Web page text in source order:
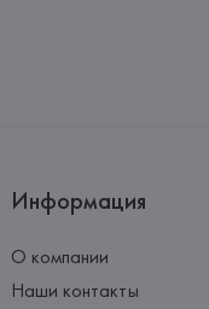
Информация
О компании
Наши контакты